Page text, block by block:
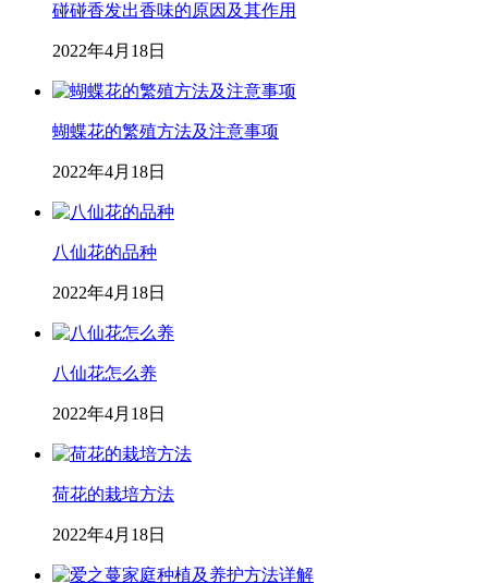
碰碰香发出香味的原因及其作用
2022年4月18日
蝴蝶花的繁殖方法及注意事项
2022年4月18日
八仙花的品种
2022年4月18日
八仙花怎么养
2022年4月18日
荷花的栽培方法
2022年4月18日